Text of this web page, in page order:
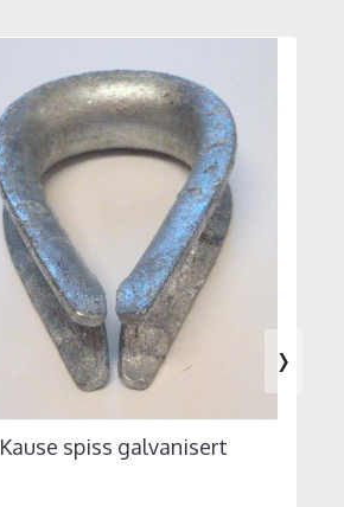
Kause spiss galvanisert
›